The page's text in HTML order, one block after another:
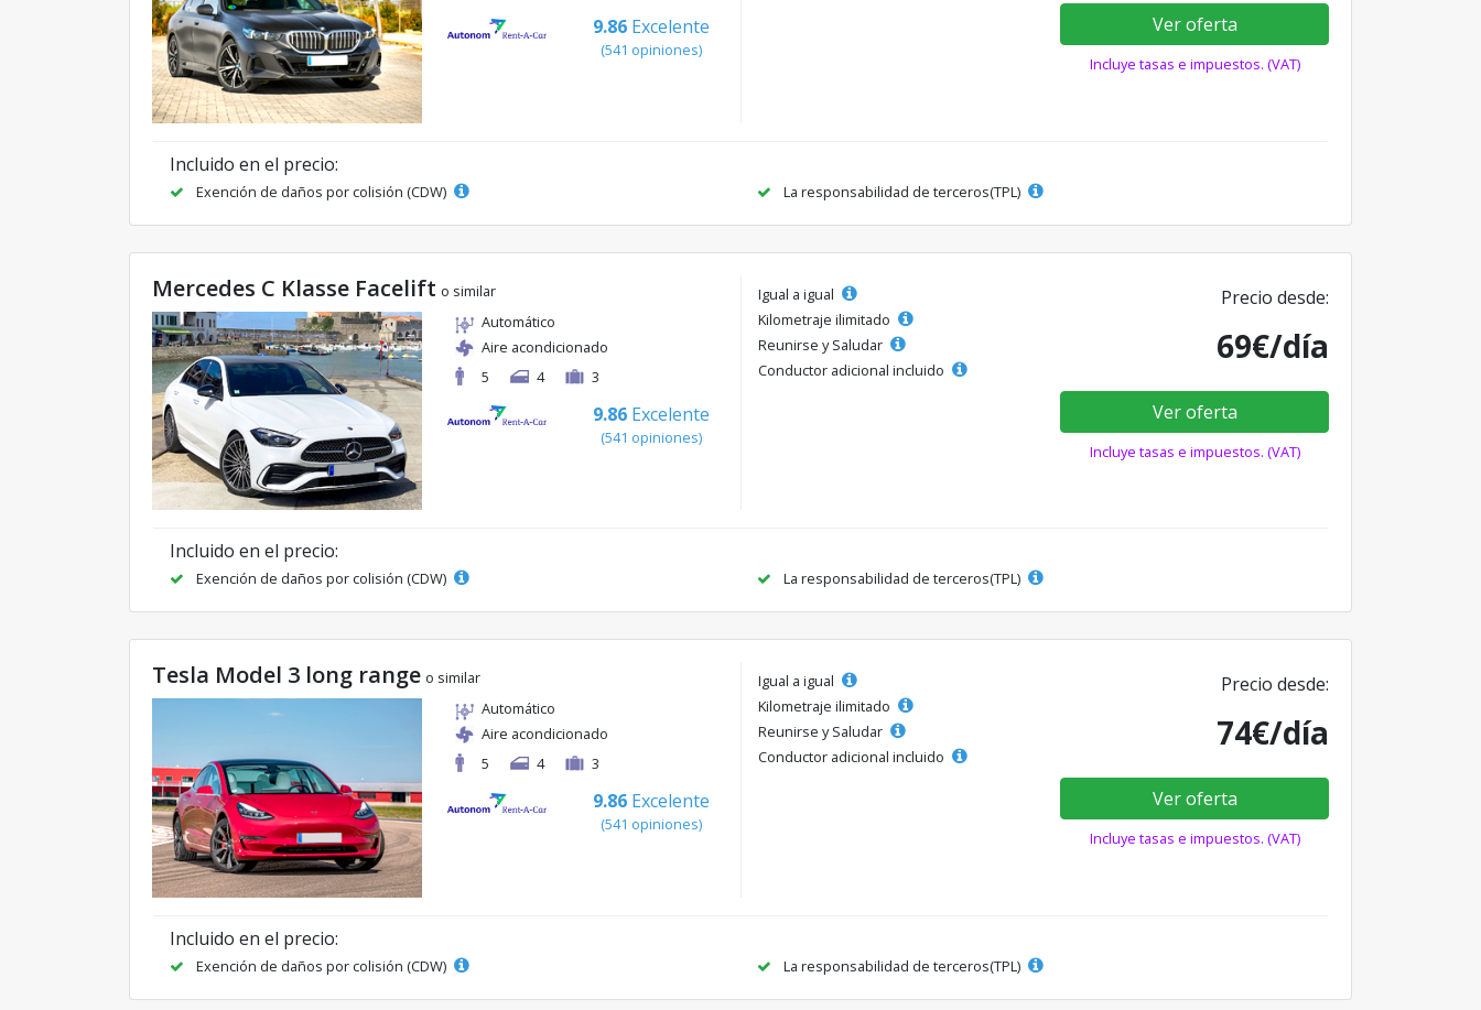
9.86 Excelente
(541 opiniones)
Ver oferta
Incluye tasas e impuestos. (VAT)
Incluido en el precio:
Exención de daños por colisión (CDW) La responsabilidad de terceros(TPL)
Mercedes C Klasse Facelift o similar
Automático
Aire acondicionado
5
4 3
9.86 Excelente
(541 opiniones)
Igual a igual
Kilometraje ilimitado
Reunirse y Saludar
Conductor adicional incluido
Precio desde:
69€/día
Ver oferta
Incluye tasas e impuestos. (VAT)
Incluido en el precio:
Exención de daños por colisión (CDW) La responsabilidad de terceros(TPL)
Tesla Model 3 long range o similar
Automático
Aire acondicionado
5
4 3
9.86 Excelente
(541 opiniones)
Igual a igual
Kilometraje ilimitado
Reunirse y Saludar
Conductor adicional incluido
Precio desde:
74€/día
Ver oferta
Incluye tasas e impuestos. (VAT)
Incluido en el precio:
Exención de daños por colisión (CDW) La responsabilidad de terceros(TPL)